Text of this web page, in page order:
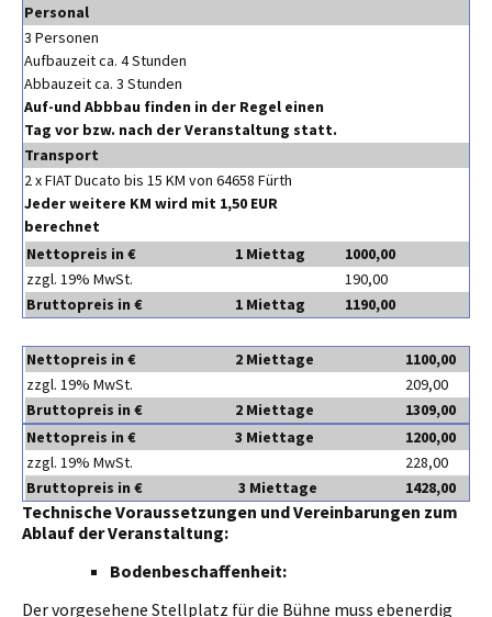
Personal
3 Personen
Aufbauzeit ca. 4 Stunden
Abbauzeit ca. 3 Stunden
Auf-und Abbbau finden in der Regel einen
Tag vor bzw. nach der Veranstaltung statt.
Transport
2 x FIAT Ducato bis 15 KM von 64658 Fürth
Jeder weitere KM wird mit 1,50 EUR
berechnet
Nettopreis in €
1 Miettag
1000,00
zzgl. 19% MwSt.
190,00
Bruttopreis in € 1 Miettag 1190,00
Nettopreis in € 2 Miettage
1100,00
zzgl. 19% MwSt.
209,00
Bruttopreis in €
2 Miettage
1309,00
Nettopreis in €
3 Miettage
1200,00
zzgl. 19% MwSt.
228,00
Bruttopreis in €
3 Miettage 1428,00
Technische Voraussetzungen und Vereinbarungen zum
Ablauf der Veranstaltung:
Bodenbeschaffenheit:
Der vorgesehene Stellplatz für die Bühne muss ebenerdig